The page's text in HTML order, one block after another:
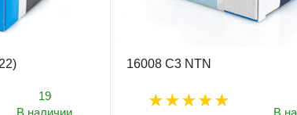
19
В наличии
16008 C3 NTN
В